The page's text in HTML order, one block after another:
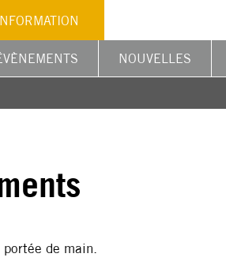
NOUVELLES
de main.